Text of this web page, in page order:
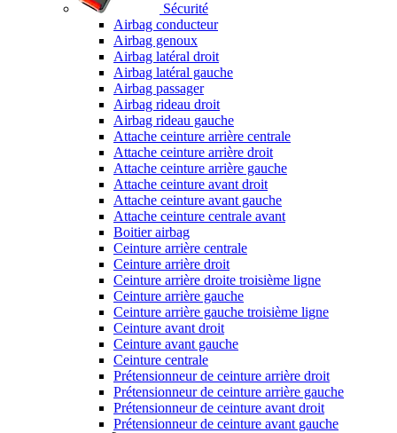
Sécurité
Airbag conducteur
Airbag genoux
Airbag latéral droit
Airbag latéral gauche
Airbag passager
Airbag rideau droit
Airbag rideau gauche
Attache ceinture arrière centrale
Attache ceinture arrière droit
Attache ceinture arrière gauche
Attache ceinture avant droit
Attache ceinture avant gauche
Attache ceinture centrale avant
Boitier airbag
Ceinture arrière centrale
Ceinture arrière droit
Ceinture arrière droite troisième ligne
Ceinture arrière gauche
Ceinture arrière gauche troisième ligne
Ceinture avant droit
Ceinture avant gauche
Ceinture centrale
Prétensionneur de ceinture arrière droit
Prétensionneur de ceinture arrière gauche
Prétensionneur de ceinture avant droit
Prétensionneur de ceinture avant gauche